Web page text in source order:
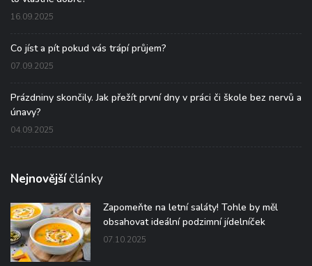
16.09.2025
Co jíst a pít pokud vás trápí průjem?
07.09.2025
Prázdniny skončily. Jak přežít první dny v práci či škole bez nervů a
únavy?
04.09.2025
Nejnovějšíčlánky
Zapomeňte na letní saláty! Tohle by měl
obsahovat ideální podzimní jídelníček
07.10.2025